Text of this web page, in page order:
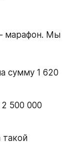
марафон. Мы
сумму 1 620
2 500 000
такой